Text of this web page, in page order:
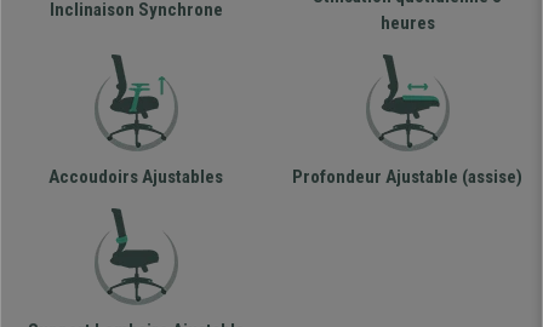
Inclinaison Synchrone
heures
Accoudoirs Ajustables Profondeur Ajustable (assise)